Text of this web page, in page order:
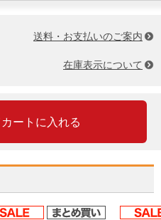
送料・お支払いのご案内
在庫表示について
ートに入れる